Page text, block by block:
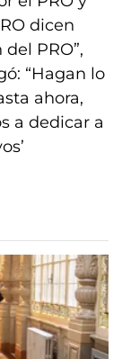
dicen
PRO”,
“Hagan lo
ahora,
a dedicar a